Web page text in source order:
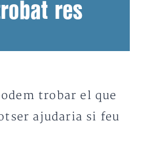
res
trobar el que
ajudaria si feu